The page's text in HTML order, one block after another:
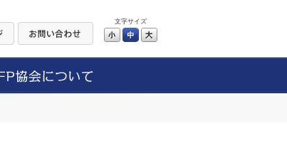
文字サイズ
小 中